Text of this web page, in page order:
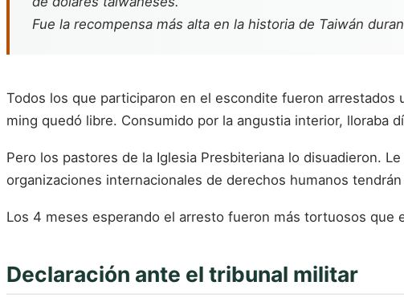
Fue la recompensa más alta en la historia de Taiwán
Todos los que participaron en el escondite fueron
ming quedó libre. Consumido por la angustia interior, lloraba
Pero los pastores de la Iglesia Presbiteriana lo disuadieron.
organizaciones internacionales de derechos humanos
Los 4 meses esperando el arresto fueron más tortuosos que
Declaración ante el tribunal militar